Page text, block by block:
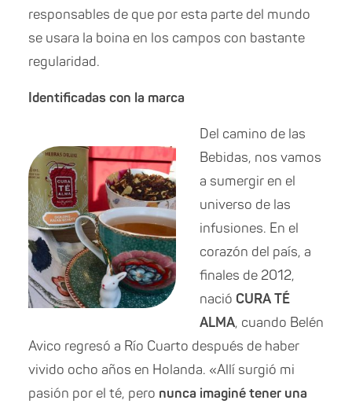
responsables de que por esta parte del mundo
se usara la boina en los campos con bastante
regularidad.
Identificadas con la marca
Del camino de las
Bebidas, nos vamos
a sumergir en el
universo de las
infusiones. En el
corazón del país, a
finales de 2012,
nació CURA TÉ
ALMA, cuando Belén
Avico regresó a Río Cuarto después de haber
vivido ocho años en Holanda. «Allí surgió mi
pasión por el té, pero nunca imaginé tener una